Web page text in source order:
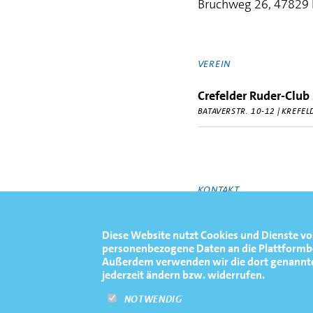
Diese Website nutzt Cookies und Dienste
personenbezogene Daten an die
Außerdem verwenden wir die dort
jederzeit ändern bzw. widerrufen.
NOTWENDIG
Bruchweg 26, 47829
VEREIN
Crefelder Ruder-Club
BATAVERSTR. 10-12 |
KONTAKT